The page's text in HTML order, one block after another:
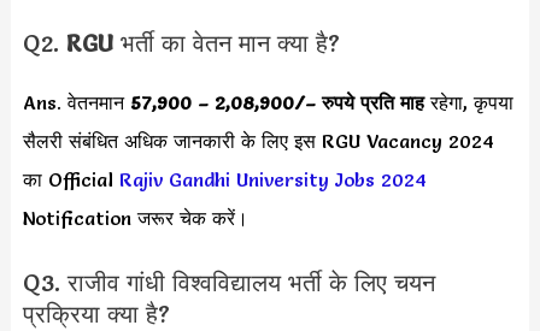
Q2. RGUभर्ती का वेतन मान क्या है?
Ans. वेतनमान 57,900 – 2,08,900/– रुपये प्रति माहरहेगा, कृपया
सैलरी संबंधित अधिक जानकारी के लिए इस RGU Vacancy 2024
का Official Rajiv Gandhi University Jobs 2024
Notification जरूर चेक करें।
Q3. राजीव गांधी विश्वविद्यालय भर्ती के लिए चयन
प्रक्रिया क्या है?